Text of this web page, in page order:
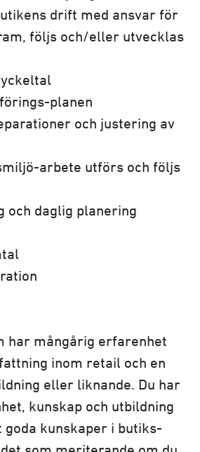
drift med ansvar för
följs och/eller utvecklas
planen
och justering av
arbete utförs och följs
och daglig planering
har mångårig erfarenhet
inom retail och en
eller liknande. Du har
kunskap och utbildning
goda kunskaper i butiks-